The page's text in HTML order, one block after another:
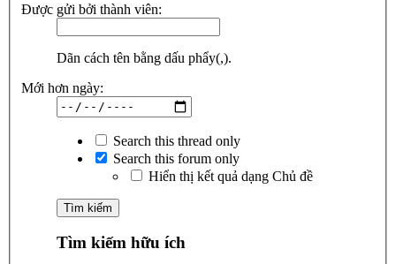
Được gửi bởi thành viên:
Dãn cách tên bằng dấu phẩy(,).
Mới hơn ngày:
Search this thread only
Search this forum only
Hiển thị kết quả dạng Chủ đề
Tìm kiếm hữu ích